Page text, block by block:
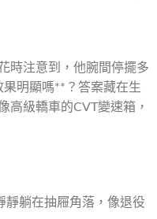
時注意到，他腕間停擺多
明顯嗎**？答案藏在生
高級轎車的CVT變速箱，
靜躺在抽屜角落，像退役